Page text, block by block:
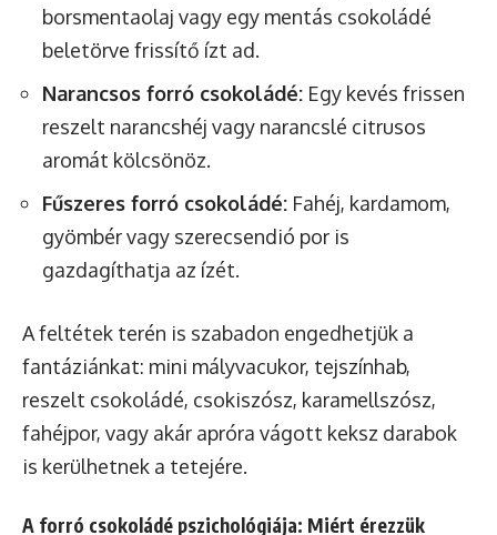
borsmentaolaj vagy egy mentás csokoládé
beletörve frissítő ízt ad.
Narancsos forró csokoládé: Egy kevés frissen
reszelt narancshéj vagy narancslé citrusos
aromát kölcsönöz.
Fűszeres forró csokoládé: Fahéj, kardamom,
gyömbér vagy szerecsendió por is
gazdagíthatja az ízét.
A feltétek terén is szabadon engedhetjük a
fantáziánkat: mini mályvacukor, tejszínhab,
reszelt csokoládé, csokiszósz, karamellszósz,
fahéjpor, vagy akár apróra vágott keksz darabok
is kerülhetnek a tetejére.
A forró csokoládé pszichológiája: Miért érezzük